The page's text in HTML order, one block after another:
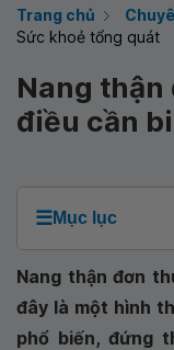
Trang chủ
Sức khoẻ tổng quát
Nang
điều cần
☰Mục lục
Nang thận đơn
đây là một hình
phổ biến, đứng